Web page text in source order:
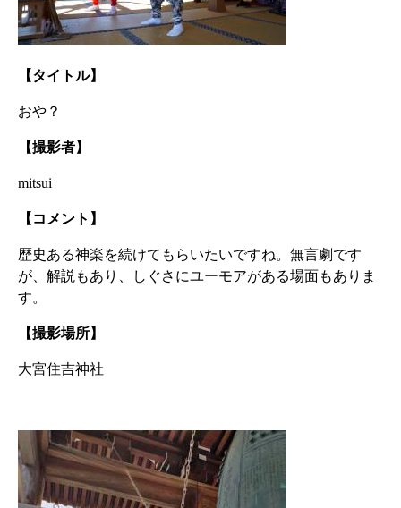
【タイトル】
おや？
【撮影者】
mitsui
【コメント】
歴史ある神楽を続けてもらいたいですね。無言劇です
が、解説もあり、しぐさにユーモアがある場面もありま
す。
【撮影場所】
大宮住吉神社